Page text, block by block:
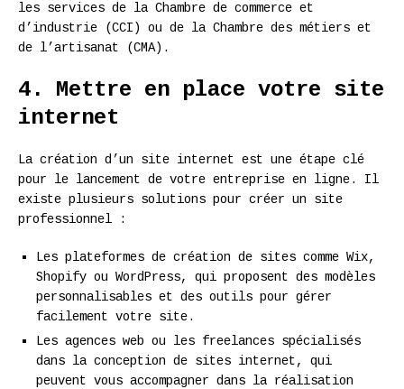
les services de la Chambre de commerce et
d’industrie (CCI) ou de la Chambre des métiers et
de l’artisanat (CMA).
4. Mettre en place votre site
internet
La création d’un site internet est une étape clé
pour le lancement de votre entreprise en ligne. Il
existe plusieurs solutions pour créer un site
professionnel :
Les plateformes de création de sites comme Wix,
Shopify ou WordPress, qui proposent des modèles
personnalisables et des outils pour gérer
facilement votre site.
Les agences web ou les freelances spécialisés
dans la conception de sites internet, qui
peuvent vous accompagner dans la réalisation